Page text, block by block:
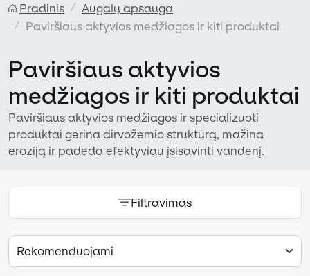
Pradinis
Augalų apsauga
Paviršiaus aktyvios medžiagos ir kiti produktai
Paviršiaus aktyvios
medžiagos ir kiti produktai
Paviršiaus aktyvios medžiagos ir specializuoti
produktai gerina dirvožemio struktūrą, mažina
eroziją ir padeda efektyviau įsisavinti vandenį.
Filtravimas
Rekomenduojami